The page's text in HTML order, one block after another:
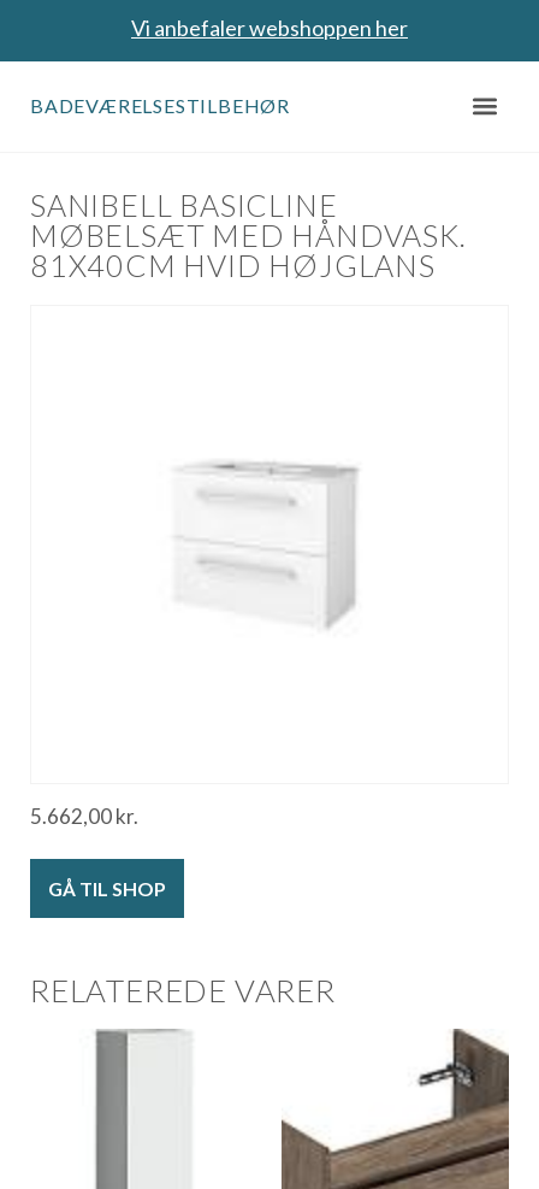
Vi anbefaler webshoppen her
BADEVÆRELSESTILBEHØR
SANIBELL BASICLINE
MØBELSÆT MED HÅNDVASK.
81X40CM HVID HØJGLANS
5.662,00kr.
GÅ TIL SHOP
RELATEREDE VARER